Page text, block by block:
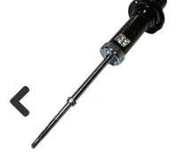
Previous